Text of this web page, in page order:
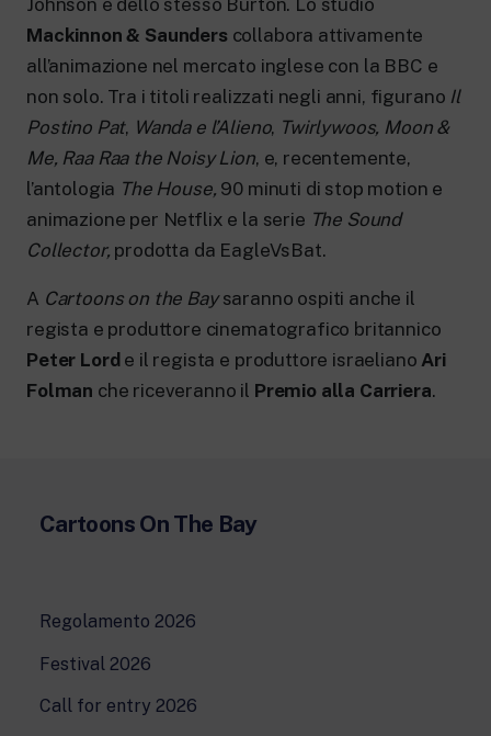
Mackinnon & Saunders collabora attivamente
all’animazione nel mercato inglese con la BBC e
non solo. Tra i titoli realizzati negli anni, figurano Il
Postino Pat, Wanda e l’Alieno, Twirlywoos, Moon &
Me, Raa Raa the Noisy Lion, e, recentemente,
l’antologia The House, 90 minuti di stop motion e
animazione per Netflix e la serie The Sound
Collector, prodotta da EagleVsBat.
A Cartoons on the Baysaranno ospiti anche il
regista e produttore cinematografico britannico
Peter Lord e il regista e produttore israeliano Ari
Folman che riceveranno il Premio alla Carriera.
Cartoons On The Bay
Regolamento 2026
Festival 2026
Call for entry 2026